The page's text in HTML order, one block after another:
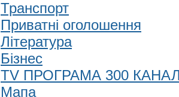
Транспорт
Приватні оголошення
Література
Бізнес
TV ПРОГРАМА 300
Мапа